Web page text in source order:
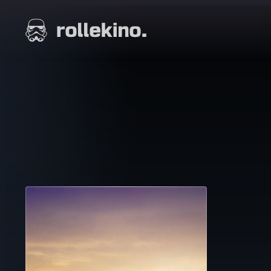
suoraan
sisältöön
Elokuvat ja elokuva-arviot | Rollekino.fi